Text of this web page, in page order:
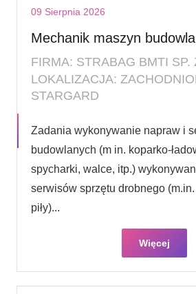
09 Sierpnia 2026
Mechanik maszyn
FIRMA: STRABAG BMTI SP.
LOKALIZACJA:
STARGARD
Zadania wykonywanie napraw i
budowlanych (m in. koparko-
spycharki, walce, itp.)
serwisów sprzętu drobnego
piły)...
Więcej